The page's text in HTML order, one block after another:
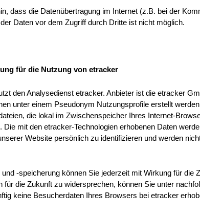
dass die Datenübertragung im Internet (z.B. bei der
Daten vor dem Zugriff durch Dritte ist nicht möglich.
für die Nutzung von etracker
den Analysedienst etracker. Anbieter ist die etracker
unter einem Pseudonym Nutzungsprofile erstellt
die lokal im Zwischenspeicher Ihres Internet-
Die mit den etracker-Technologien erhobenen Daten
Website persönlich zu identifizieren und werden
-speicherung können Sie jederzeit mit Wirkung für
für die Zukunft zu widersprechen, können Sie unter
keine Besucherdaten Ihres Browsers bei etracker